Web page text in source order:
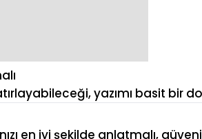
yazımı basit bir
en iyi şekilde anlatmalı,